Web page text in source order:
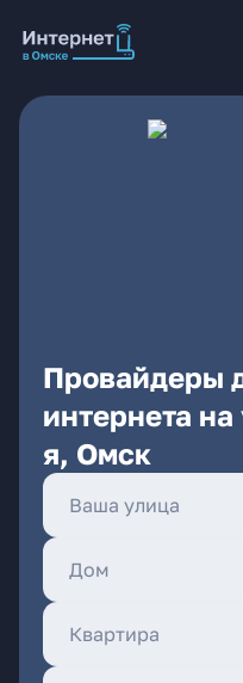
Провайдеры
интернета
я, Омск